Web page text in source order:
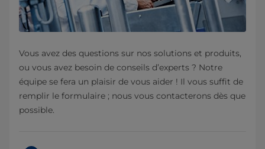
Vous avez des questions sur nos solutions et produits,
ou vous avez besoin de conseils d’experts ? Notre
équipe se fera un plaisir de vous aider ! Il vous suffit de
remplir le formulaire ; nous vous contacterons dès que
possible.